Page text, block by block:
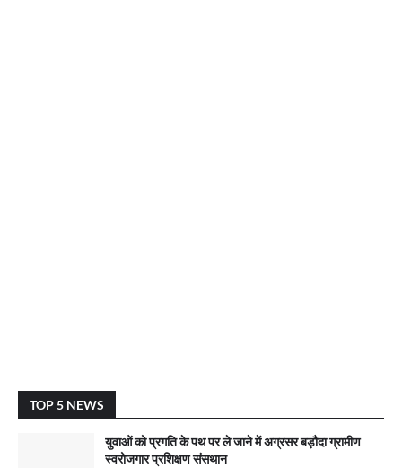
TOP 5 NEWS
युवाओं को प्रगति के पथ पर ले जाने में अग्रसर बड़ौदा ग्रामीण
स्वरोजगार प्रशिक्षण संसथान